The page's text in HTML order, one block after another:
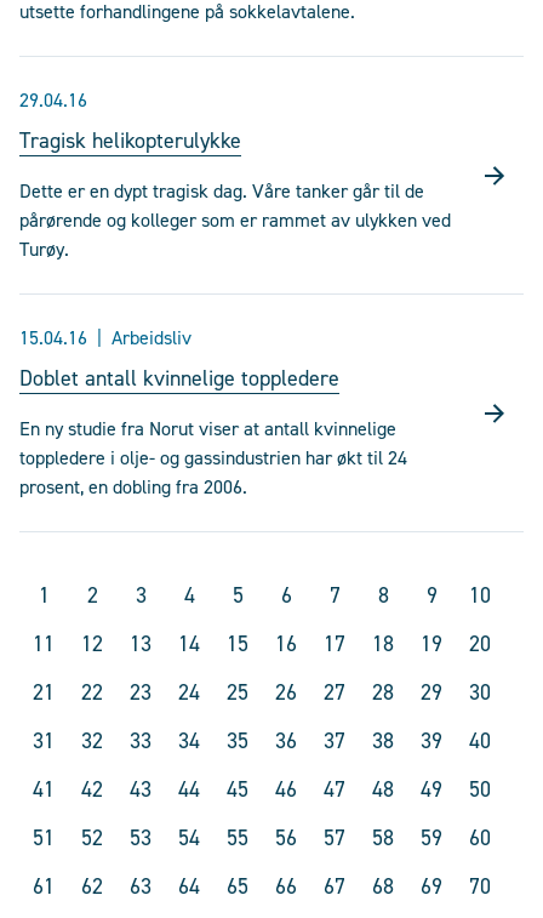
utsette forhandlingene på sokkelavtalene.
29.04.16
Tragisk helikopterulykke
Dette er en dypt tragisk dag. Våre tanker går til de
pårørende og kolleger som er rammet av ulykken ved
Turøy.
15.04.16 Arbeidsliv
Doblet antall kvinnelige toppledere
En ny studie fra Norut viser at antall kvinnelige
toppledere i olje- og gassindustrien har økt til 24
prosent, en dobling fra 2006.
1 2 3 4 5 6 7 8 9
10
11
12 13 14 15 16 17 18 19
20
21
22 23 24 25 26 27 28 29
30
31
32 33 34 35 36 37 38 39
40
41
42 43 44 45 46 47 48 49
50
51
52 53 54 55 56 57 58 59
60
61
62 63 64 65 66 67 68 69
70